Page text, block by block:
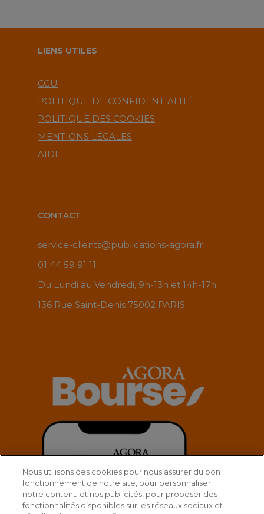
LIENS UTILES
CGU
POLITIQUE DE CONFIDENTIALITÉ
POLITIQUE DES COOKIES
MENTIONS LÉGALES
AIDE
CONTACT
service-clients@publications-agora.fr
01 44 59 91 11
Du Lundi au Vendredi, 9h-13h et 14h-17h
136 Rue Saint-Denis 75002 PARIS
Nous utilisons des cookies pour nous assurer du bon
fonctionnement de notre site, pour personnaliser
notre contenu et nos publicités, pour proposer des
fonctionnalités disponibles sur les réseaux sociaux et